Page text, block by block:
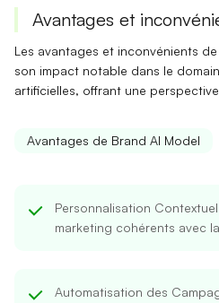
Avantages et
Les avantages et inconvénients
son impact notable dans le
artificielles, offrant une
Avantages de Brand AI Model
Personnalisation
marketing cohérents avec
Automatisation des